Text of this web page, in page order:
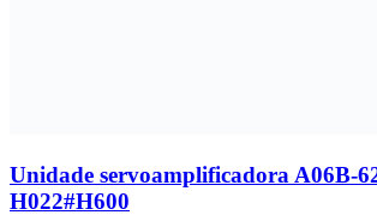
Unidade servoamplificadora A06B-
H022#H600